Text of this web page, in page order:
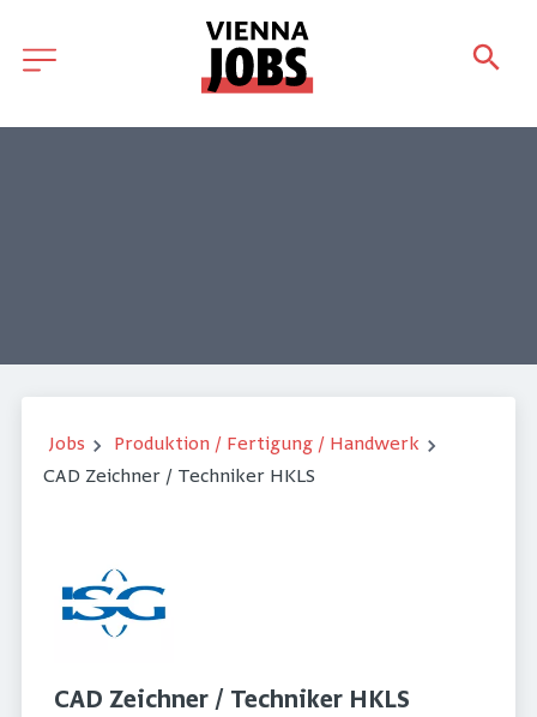
Jobs
Produktion / Fertigung / Handwerk
CAD Zeichner / Techniker HKLS
CAD Zeichner / Techniker HKLS